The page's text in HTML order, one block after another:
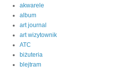
akwarele
album
art journal
art wizytownik
ATC
biżuteria
blejtram